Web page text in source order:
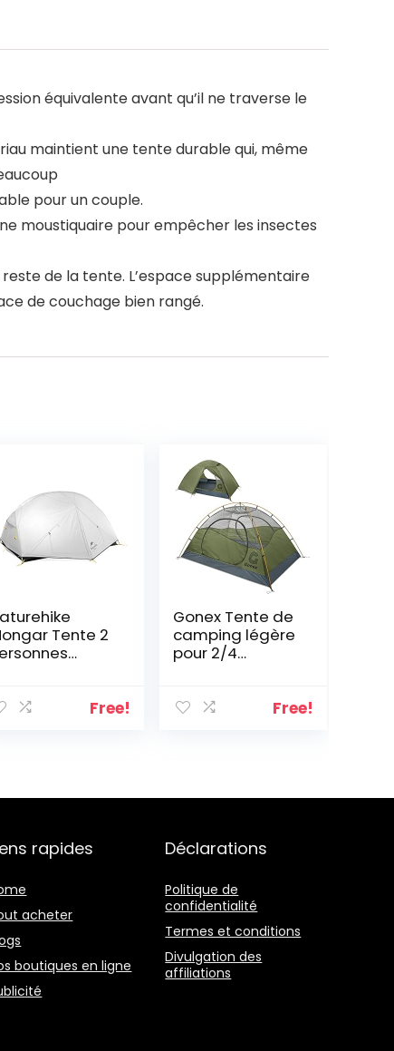
équivalente avant qu’il ne traverse le
maintient une tente durable qui, même
pour un couple.
moustiquaire pour empêcher les insectes
de la tente. L’espace supplémentaire
de couchage bien rangé.
Tente 2
RandonnéeFree!
Gonex Tente de
camping légère
pour 2/4
randonnée
aluminium,
Free!
rapides
acheter
boutiques en ligne
Déclarations
Politique de
confidentialité
Termes et conditions
Divulgation des
affiliations